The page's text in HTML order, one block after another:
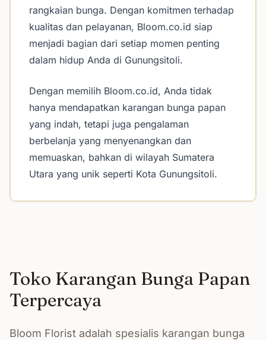
rangkaian bunga. Dengan komitmen terhadap
kualitas dan pelayanan, Bloom.co.id siap
menjadi bagian dari setiap momen penting
dalam hidup Anda di Gunungsitoli.
Dengan memilih Bloom.co.id, Anda tidak
hanya mendapatkan karangan bunga papan
yang indah, tetapi juga pengalaman
berbelanja yang menyenangkan dan
memuaskan, bahkan di wilayah Sumatera
Utara yang unik seperti Kota Gunungsitoli.
Toko Karangan Bunga Papan
Terpercaya
Bloom Florist adalah spesialis karangan bunga